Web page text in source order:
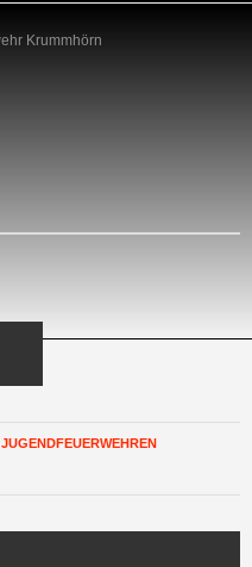
JUGENDFEUERWEHREN